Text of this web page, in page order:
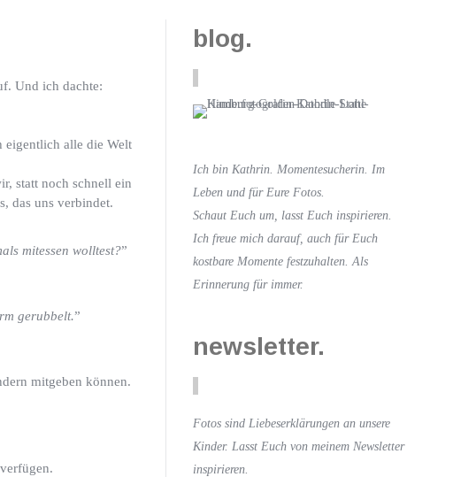
Und ich dachte:
eigentlich alle die Welt
statt noch schnell ein
das uns verbindet.
mitessen wolltest?”
gerubbelt.”
mitgeben können.
blog.
Ich bin Kathrin. Momentesucherin. Im
Leben und für Eure Fotos.
Schaut Euch um, lasst Euch inspirieren.
Ich freue mich darauf, auch für Euch
kostbare Momente festzuhalten. Als
Erinnerung für immer.
newsletter.
Fotos sind Liebeserklärungen an unsere
Kinder. Lasst Euch von meinem Newsletter
inspirieren.